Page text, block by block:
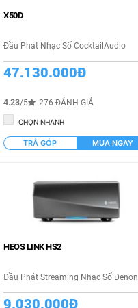
X50D
Đầu Phát Nhạc Số CocktailAudio
47.130.000Đ
4.23/5 276 ĐÁNH GIÁ
CHỌN NHANH
TRẢ GÓP MUA NGAY
HEOS LINK HS2
Đầu Phát Streaming Nhạc Số Denon
9.030.000Đ